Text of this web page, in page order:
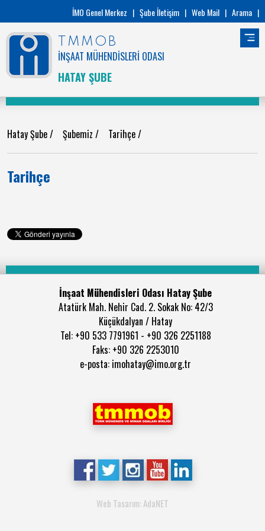
İMO Genel Merkez | Şube İletişim | Web Mail | Arama |
TMMOB
İNŞAAT MÜHENDİSLERİ ODASI
HATAY ŞUBE
Hatay Şube/ Şubemiz / Tarihçe/
Tarihçe
İnşaat Mühendisleri Odası Hatay Şube
Atatürk Mah. Nehir Cad. 2. Sokak No: 42/3
Küçükdalyan / Hatay
Tel: +90 533 7791961 - +90 326 2251188
Faks: +90 326 2253010
e-posta: imohatay@imo.org.tr
Web Tasarım: AdaNET